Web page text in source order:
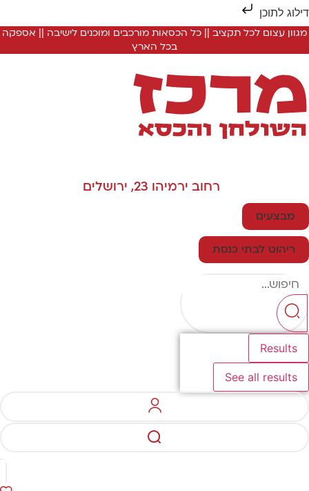
לתוכן
מגוון עצום לכל תקציב || כל הכסאות מורכבים ומוכנים לישיבה || אספקה
בכל הארץ
רחוב ירמיהו 23, ירושלים
מבצעים
ריהוט לבתי כנסת
Results
See all results